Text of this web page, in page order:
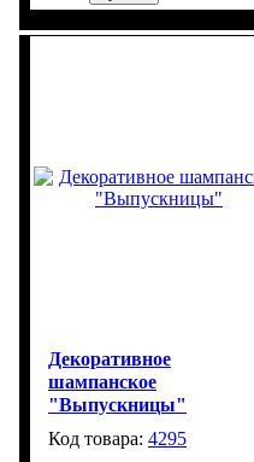
Декоративное
шампанское
"Выпускницы"
4295